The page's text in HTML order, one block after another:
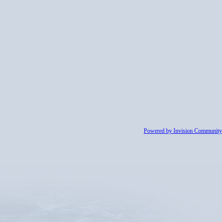
Powered by Invision Community